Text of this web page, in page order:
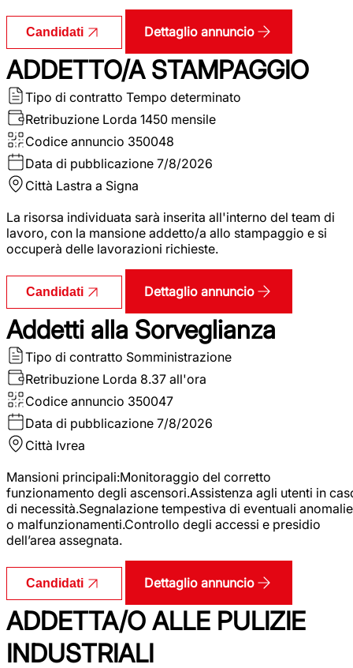
Candidati Dettaglio annuncio
ADDETTO/A STAMPAGGIO
Tipo di contratto Tempo determinato
Retribuzione Lorda 1450 mensile
Codice annuncio 350048
Data di pubblicazione 7/8/2026
Città Lastra a Signa
La risorsa individuata sarà inserita all'interno del team di
lavoro, con la mansione addetto/a allo stampaggio e si
occuperà delle lavorazioni richieste.
Candidati Dettaglio annuncio
Addetti alla Sorveglianza
Tipo di contratto Somministrazione
Retribuzione Lorda 8.37 all'ora
Codice annuncio 350047
Data di pubblicazione 7/8/2026
Città Ivrea
Mansioni principali:Monitoraggio del corretto
funzionamento degli ascensori.Assistenza agli utenti in
di necessità.Segnalazione tempestiva di eventuali anomalie
o malfunzionamenti.Controllo degli accessi e presidio
dell’area assegnata.
Candidati Dettaglio annuncio
ADDETTA/O ALLE PULIZIE
INDUSTRIALI